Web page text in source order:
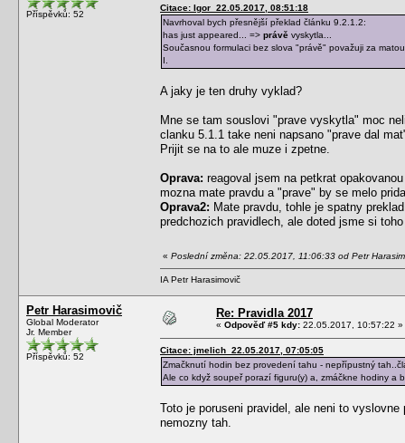
Příspěvků: 52
Citace: Igor 22.05.2017, 08:51:18
Navrhoval bych přesnější překlad článku 9.2.1.2:
has just appeared... => právě vyskytla...
Současnou formulaci bez slova "právě" považuji za
I.
A jaky je ten druhy vyklad?
Mne se tam souslovi "prave vyskytla" moc
clanku 5.1.1 take neni napsano "prave dal
Prijit se na to ale muze i zpetne.
Oprava: reagoval jsem na petkrat
mozna mate pravdu a "prave" by se melo
Oprava2: Mate pravdu, tohle je spatny
predchozich pravidlech, ale doted jsme si
« Poslední změna: 22.05.2017, 11:06:33 od Petr
IA Petr Harasimovič
Petr Harasimovič
Global Moderator
Jr. Member
Příspěvků: 52
Re: Pravidla 2017
« Odpověď #5 kdy: 22.05.2017, 10:57:22 »
Citace: jmelich 22.05.2017, 07:05:05
Zmačknutí hodin bez provedení tahu - nepřípustný
Ale co když soupeř porazí figuru(y) a, zmáčkne hodiny a
Toto je poruseni pravidel, ale neni to
nemozny tah.